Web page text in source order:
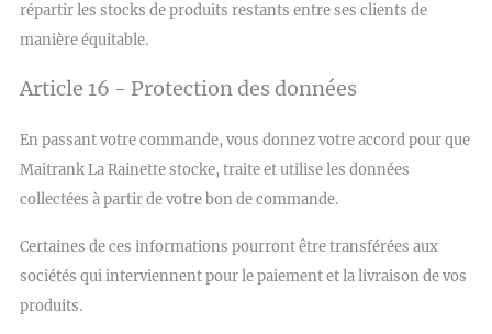
répartir les stocks de produits restants entre ses clients de
manière équitable.
Article 16 - Protection des données
En passant votre commande, vous donnez votre accord pour que
Maitrank La Rainette stocke, traite et utilise les données
collectées à partir de votre bon de commande.
Certaines de ces informations pourront être transférées aux
sociétés qui interviennent pour le paiement et la livraison de vos
produits.